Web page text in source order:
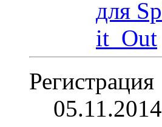
Регистрация
05.11.2014